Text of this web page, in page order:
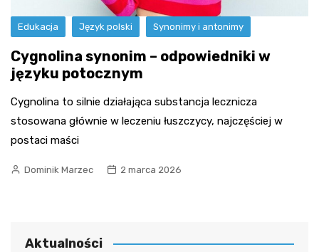
Edukacja Język polski Synonimy i antonimy
Cygnolina synonim – odpowiedniki w
języku potocznym
Cygnolina to silnie działająca substancja lecznicza
stosowana głównie w leczeniu łuszczycy, najczęściej w
postaci maści
Dominik Marzec 2 marca 2026
Aktualności